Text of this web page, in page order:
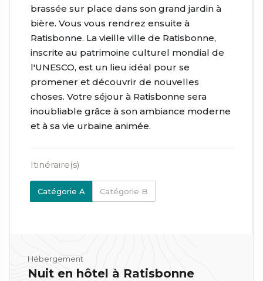
brassée sur place dans son grand jardin à
bière. Vous vous rendrez ensuite à
Ratisbonne. La vieille ville de Ratisbonne,
inscrite au patrimoine culturel mondial de
l'UNESCO, est un lieu idéal pour se
promener et découvrir de nouvelles
choses. Votre séjour à Ratisbonne sera
inoubliable grâce à son ambiance moderne
et à sa vie urbaine animée.
Itinéraire(s)
Catégorie A Catégorie B
Hébergement
Nuit en hôtel à Ratisbonne